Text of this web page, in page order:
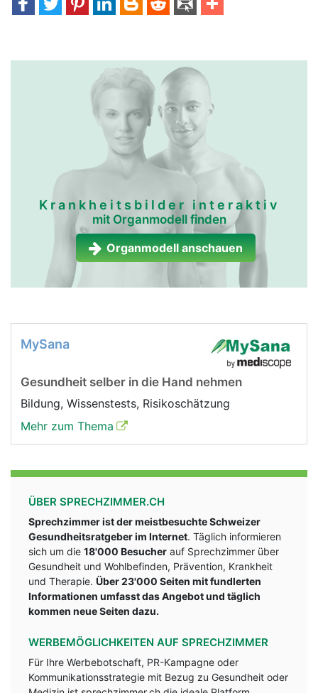
Krankheitsbilder interaktiv
mit Organmodell finden
Organmodell anschauen
MySana
Gesundheit selber in die Hand nehmen
Bildung, Wissenstests, Risikoschätzung
Mehr zum Thema
ÜBER SPRECHZIMMER.CH
Sprechzimmer ist der meistbesuchte Schweizer
Gesundheitsratgeber im Internet. Täglich informieren
sich um die 18'000 Besucher auf Sprechzimmer über
Gesundheit und Wohlbefinden, Prävention, Krankheit
und Therapie. Über 23'000 Seiten mit fundlerten
Informationen umfasst das Angebot und täglich
kommen neue Seiten dazu.
WERBEMÖGLICHKEITEN AUF SPRECHZIMMER
Für Ihre Werbebotschaft, PR-Kampagne oder
Kommunikationsstrategie mit Bezug zu Gesundheit oder